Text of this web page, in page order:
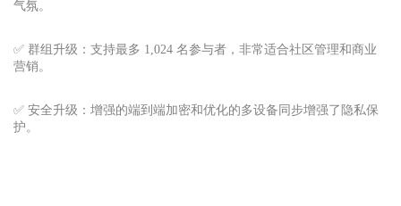
气氛。
✅ 群组升级：支持最多 1,024 名参与者，非常适合社区管理和商业
营销。
✅ 安全升级：增强的端到端加密和优化的多设备同步增强了隐私保
护。